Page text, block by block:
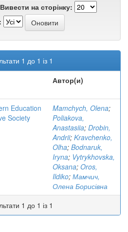
Вивести на сторінку:
1 до 1 із 1
Автор(и)
Education
Society
Mamchych, Olena;
Poliakova,
Anastasiia; Drobin,
Andrii; Kravchenko,
Olha; Bodnaruk,
Iryna; Vytrykhovska,
Oksana; Oros,
Ildiko; Мамчич,
Олена Борисівна
1 до 1 із 1